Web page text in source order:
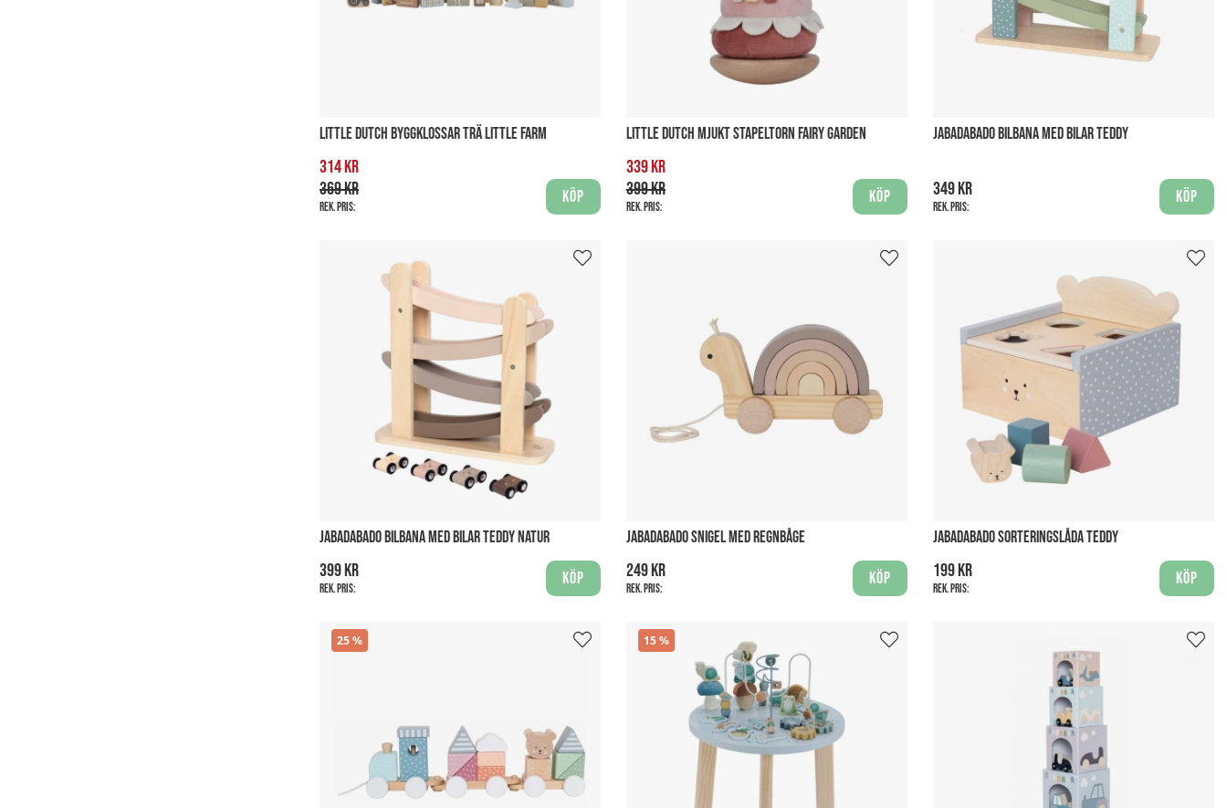
LITTLE DUTCH BYGGKLOSSAR TRÄ LITTLE FARM
314 kr
369 kr
Rek. pris:
Köp
LITTLE DUTCH MJUKT STAPELTORN FAIRY GARDEN
339 kr
399 kr
Rek. pris:
Köp
JABADABADO BILBANA MED BILAR TEDDY
349 kr
Rek. pris:
Köp
JABADABADO BILBANA MED BILAR TEDDY NATUR
399 kr
Rek. pris:
Köp
JABADABADO SNIGEL MED REGNBÅGE
249 kr
Rek. pris:
Köp
JABADABADO SORTERINGSLÅDA TEDDY
199 kr
Rek. pris:
Köp
25 15